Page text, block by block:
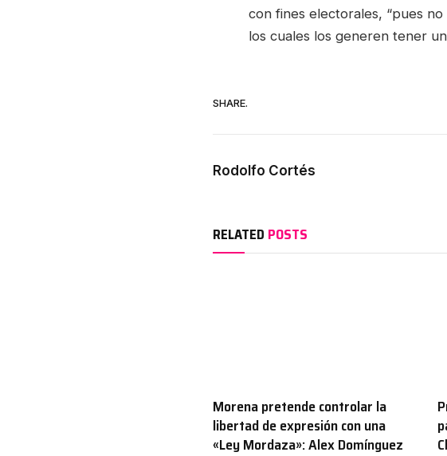
con fines electorales, “pues
los cuales los generen tener
SHARE.
Rodolfo Cortés
RELATED POSTS
Morena pretende controlar la
libertad de expresión con una
«Ley Mordaza»: Alex Domínguez